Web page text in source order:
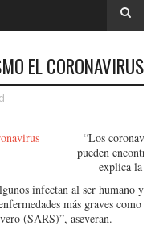
EL CORONAVIRUS
“Los
pueden encont
explica la
infectan al ser humano y
más graves
(SARS)”, aseveran.